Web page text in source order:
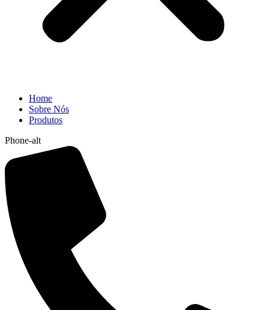
Home
Sobre Nós
Produtos
Phone-alt